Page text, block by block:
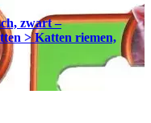
zwart –
> Katten riemen,